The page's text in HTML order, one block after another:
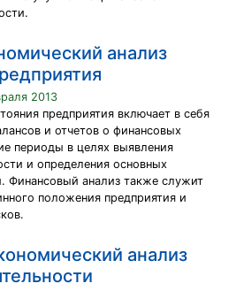
анализ
2013
предприятия включает в себя
и отчетов о финансовых
периоды в целях выявления
и определения основных
Финансовый анализ также служит
положения предприятия и
анализ